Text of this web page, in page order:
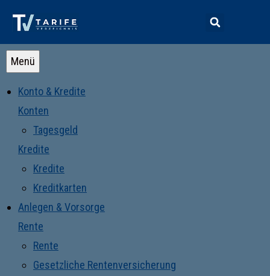
Menü
Konto & Kredite
Konten
Tagesgeld
Kredite
Kredite
Kreditkarten
Anlegen & Vorsorge
Rente
Rente
Gesetzliche Rentenversicherung